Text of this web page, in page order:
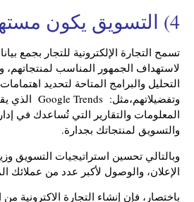
4) التسويق يكون مستهدف
تسمح التجارة الإلكترونية للتجار بجمع
لاستهداف الجمهور المناسب لمنتجاتهم،
التحليل والبرامج المتاحة لتحديد اهتمامات
وتفضيلاتهم،مثل: Google Trends الذي
المعلومات والتقارير التي تُساعدك في
والتسويق لمنتجاتك بجدارة.
وبالتالي تحسين استراتيجيات التسويق
الإعلان، والوصول لأكبر عدد من عملائك
باختصار، فإن إنشاء التجارة الاكترونية